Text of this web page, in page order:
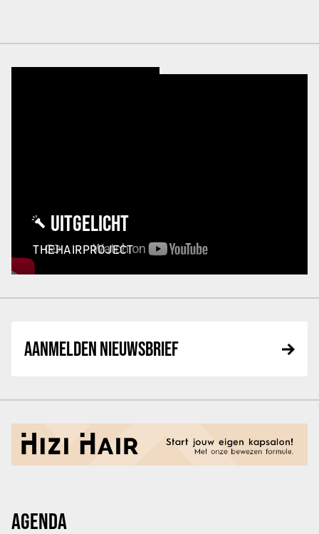
UITGELICHT
THEHAIRPROJECT
AANMELDEN NIEUWSBRIEF
AGENDA